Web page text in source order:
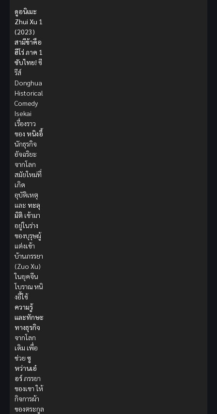
ดูอนิเมะ
Zhui Xu 1
(2023)
สามีข้าคือ
ฮีโร่ ภาค 1
ซับไทย! ซี
รีส์
Donghua
Historical
Comedy
Isekai
เรื่องราว
ของ หนิงอี้
นักธุรกิจ
อัจฉริยะ
จากโลก
สมัยใหม่ที่
เกิด
อุบัติเหตุ
และ ทะลุ
มิติ เข้ามา
อยู่ในร่าง
ของบุรุษผู้
แต่งเข้า
บ้านภรรยา
(Zuo Xu)
ในยุคจีน
โบราณ หนิ
งอี้ใช้
ความรู้
และทักษะ
ทางธุรกิจ
จากโลก
เดิม เพื่อ
ช่วย ซู
หว่านเอ๋
อร์ภรรยา
ของเขา ให้
กิจการผ้า
ของตระกูล